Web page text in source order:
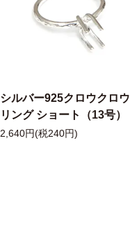
シルバー925クロウクロウ
リング ショート（13号）
2,640円(税240円)